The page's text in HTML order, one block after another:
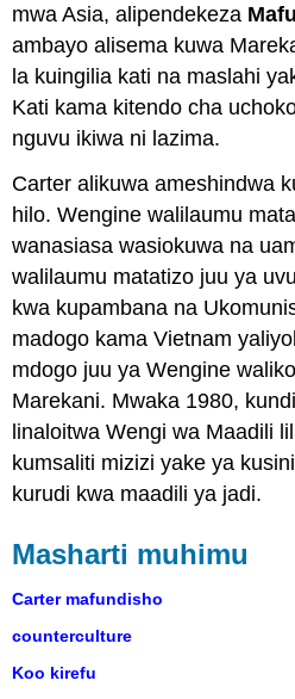
mwa Asia, alipendekeza
ambayo alisema kuwa
la kuingilia kati na maslahi
Kati kama kitendo cha
nguvu ikiwa ni lazima.
Carter alikuwa ameshindwa
hilo. Wengine walilaumu
wanasiasa wasiokuwa na
walilaumu matatizo juu ya
kwa kupambana na
madogo kama Vietnam
mdogo juu ya Wengine
Marekani. Mwaka 1980,
linaloitwa Wengi wa Maadili
kumsaliti mizizi yake ya
kurudi kwa maadili ya jadi.
Masharti muhimu
Carter mafundisho
counterculture
Koo kirefu